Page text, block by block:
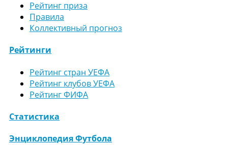
Рейтинг приза
Правила
Коллективный прогноз
Рейтинги
Рейтинг стран УЕФА
Рейтинг клубов УЕФА
Рейтинг ФИФА
Статистика
Энциклопедия Футбола